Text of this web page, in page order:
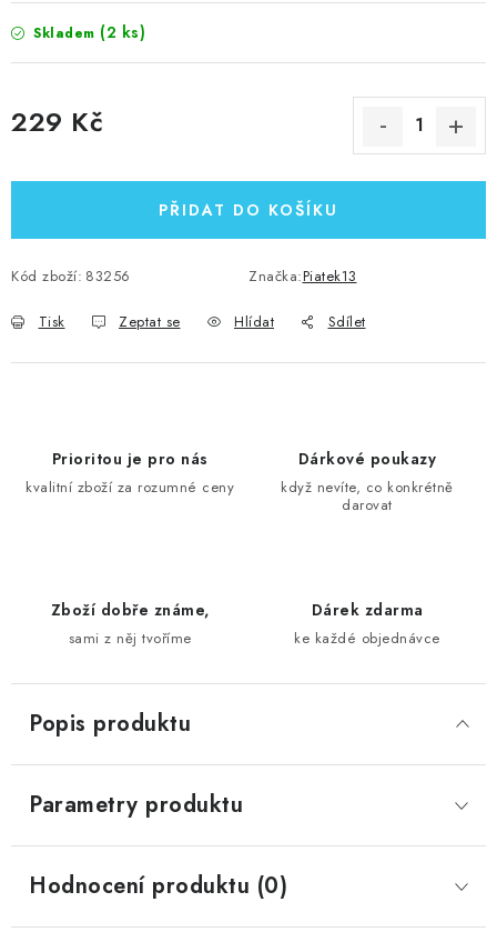
Skladem (2 ks)
229 Kč
PŘIDAT DO KOŠÍKU
Kód zboží: 83256 Značka:Piatek13
Tisk Zeptat se Hlídat Sdílet
Prioritou je pro nás
kvalitní zboží za rozumné ceny
Dárkové poukazy
když nevíte, co konkrétně
darovat
Zboží dobře známe,
sami z něj tvoříme
Dárek zdarma
ke každé objednávce
Popis produktu
Parametry produktu
Hodnocení produktu (0)